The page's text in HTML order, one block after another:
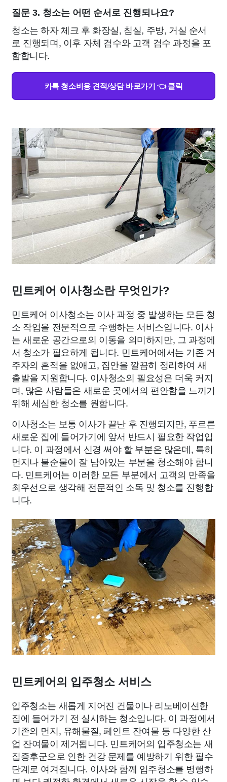
질문 3. 청소는 어떤 순서로 진행되나요?
청소는 하자 체크 후 화장실, 침실, 주방, 거실 순서
로 진행되며, 이후 자체 검수와 고객 검수 과정을 포
함합니다.
카톡 청소비용 견적/상담 바로가기 👈 클릭
민트케어 이사청소란 무엇인가?
민트케어 이사청소는 이사 과정 중 발생하는 모든 청
소 작업을 전문적으로 수행하는 서비스입니다. 이사
는 새로운 공간으로의 이동을 의미하지만, 그 과정에
서 청소가 필요하게 됩니다. 민트케어에서는 기존 거
주자의 흔적을 없애고, 집안을 깔끔히 정리하여 새
출발을 지원합니다. 이사청소의 필요성은 더욱 커지
며, 많은 사람들은 새로운 곳에서의 편안함을 느끼기
위해 세심한 청소를 원합니다.
이사청소는 보통 이사가 끝난 후 진행되지만, 푸르른
새로운 집에 들어가기에 앞서 반드시 필요한 작업입
니다. 이 과정에서 신경 써야 할 부분은 많은데, 특히
먼지나 불순물이 잘 남아있는 부분을 청소해야 합니
다. 민트케어는 이러한 모든 부분에서 고객의 만족을
최우선으로 생각해 전문적인 소독 및 청소를 진행합
니다.
민트케어의 입주청소 서비스
입주청소는 새롭게 지어진 건물이나 리노베이션한
집에 들어가기 전 실시하는 청소입니다. 이 과정에서
기존의 먼지, 유해물질, 페인트 잔여물 등 다양한 산
업 잔여물이 제거됩니다. 민트케어의 입주청소는 새
집증후군으로 인한 건강 문제를 예방하기 위한 필수
단계로 여겨집니다. 이사와 함께 입주청소를 병행하